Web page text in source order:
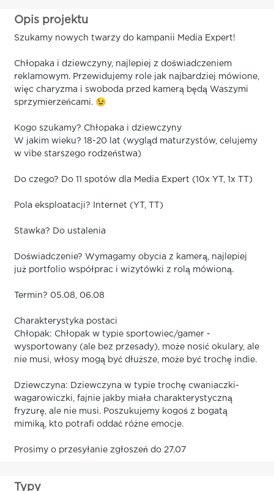
Opis projektu
Szukamy nowych twarzy do kampanii Media Expert!
Chłopaka i dziewczyny, najlepiej z doświadczeniem
reklamowym. Przewidujemy role jak najbardziej mówione,
więc charyzma i swoboda przed kamerą będą Waszymi
sprzymierzeńcami. 😉
Kogo szukamy? Chłopaka i dziewczyny
W jakim wieku? 18-20 lat (wygląd maturzystów, celujemy
w vibe starszego rodzeństwa)
Do czego? Do 11 spotów dla Media Expert (10x YT, 1x TT)
Pola eksploatacji? Internet (YT, TT)
Stawka? Do ustalenia
Doświadczenie? Wymagamy obycia z kamerą, najlepiej
już portfolio współprac i wizytówki z rolą mówioną.
Termin? 05.08, 06.08
Charakterystyka postaci
Chłopak: Chłopak w typie sportowiec/gamer -
wysportowany (ale bez przesady), może nosić okulary, ale
nie musi, włosy mogą być dłuższe, może być trochę indie.
Dziewczyna: Dziewczyna w typie trochę cwaniaczki-
wagarowiczki, fajnie jakby miała charakterystyczną
fryzurę, ale nie musi. Poszukujemy kogoś z bogatą
mimiką, kto potrafi oddać różne emocje.
Prosimy o przesyłanie zgłoszeń do 27.07
Typy